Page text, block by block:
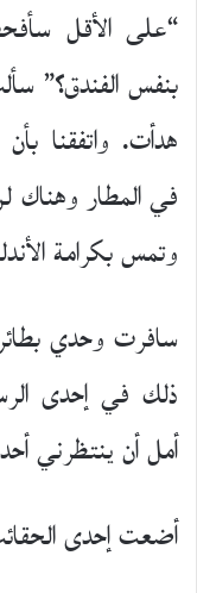
“على الأقل
بنفس الفندق؟”
هدأت. واتفقنا
في المطار وهناك
وتمس بكرامة
سافرت وحدي
ذلك في إحدى
أمل أن ينتظرني
أضعت إحدى